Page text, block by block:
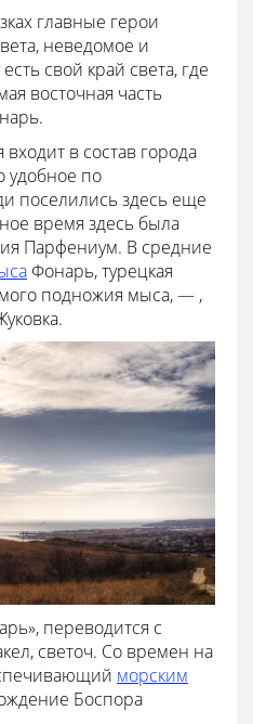
главные герои
неведомое и
свой край света, где
восточная часть
в состав города
удобное по
поселились здесь еще
время здесь была
Парфениум. В средние
Фонарь, турецкая
подножия мыса, — ,
переводится с
светоч. Со времен на
морским
Боспора